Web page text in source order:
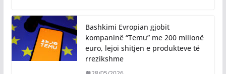
Bashkimi Evropian gjobit
kompaninë “Temu” me 200 milionë
euro, lejoi shitjen e produkteve të
rrezikshme